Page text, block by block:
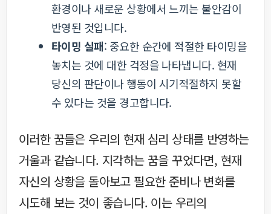
환경이나 새로운 상황에서 느끼는 불안감이
반영된 것입니다.
타이밍 실패: 중요한 순간에 적절한 타이밍을
놓치는 것에 대한 걱정을 나타냅니다. 현재
당신의 판단이나 행동이 시기적절하지 못할
수 있다는 것을 경고합니다.
이러한 꿈들은 우리의 현재 심리 상태를 반영하는
거울과 같습니다. 지각하는 꿈을 꾸었다면, 현재
자신의 상황을 돌아보고 필요한 준비나 변화를
시도해 보는 것이 좋습니다. 이는 우리의